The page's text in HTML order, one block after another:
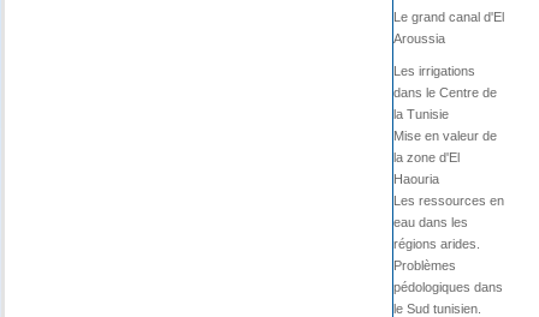
Le grand canal d'El
Aroussia
Les irrigations
dans le Centre de
la Tunisie
Mise en valeur de
la zone d'El
Haouria
Les ressources en
eau dans les
régions arides.
Problèmes
pédologiques dans
le Sud tunisien.